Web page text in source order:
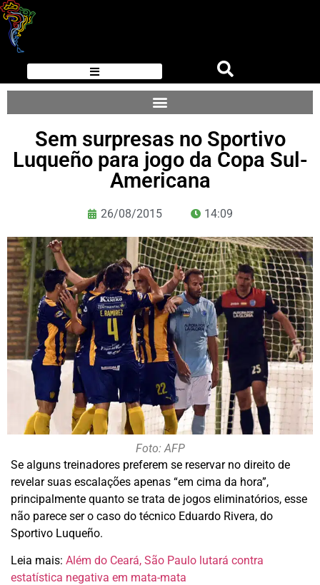
Sem surpresas no Sportivo
Luqueño para jogo da Copa Sul-
Americana
26/08/2015 14:09
Foto: AFP
Se alguns treinadores preferem se reservar no direito de
revelar suas escalações apenas “em cima da hora”,
principalmente quanto se trata de jogos eliminatórios, esse
não parece ser o caso do técnico Eduardo Rivera, do
Sportivo Luqueño.
Leia mais: Além do Ceará, São Paulo lutará contra
estatística negativa em mata-mata